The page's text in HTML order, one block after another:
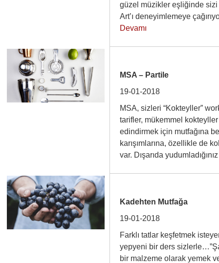
güzel müzikler eşliğinde
Art’ı deneyimlemeye
Devamı
MSA – Partile
19-01-2018
MSA, sizleri “Kokteyller”
tarifler, mükemmel
edindirmek için mutfağına
karışımlarına, özellikle de
var. Dışarıda
Kadehten Mutfağa
19-01-2018
Farklı tatlar keşfetmek
yepyeni bir ders
bir malzeme olarak yemek